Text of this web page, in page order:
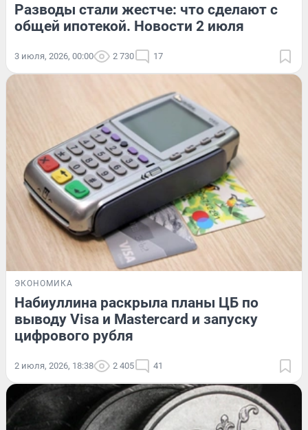
Разводы стали жестче: что сделают с
общей ипотекой. Новости 2 июля
3 июля, 2026, 00:00 2 730 17
ЭКОНОМИКА
Набиуллина раскрыла планы ЦБ по
выводу Visa и Mastercard и запуску
цифрового рубля
2 июля, 2026, 18:38 2 405 41